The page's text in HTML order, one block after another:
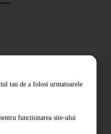
tau de a folosi urmatoarele
functionarea site-ului